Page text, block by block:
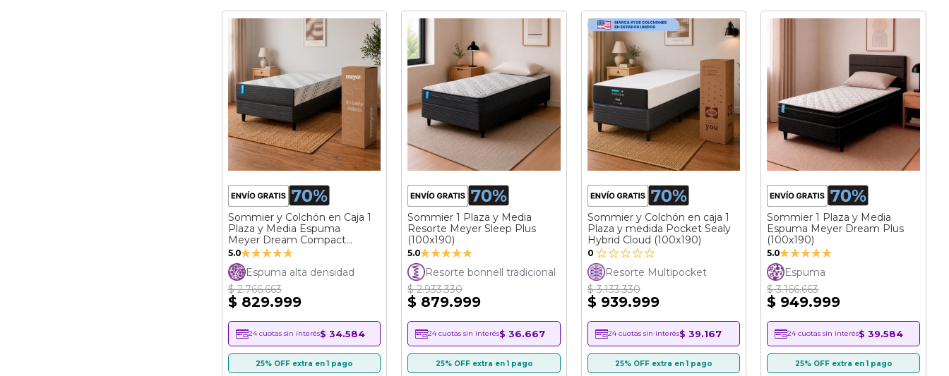
Sommier y Colchón en Caja 1
Plaza y Media Espuma
Meyer Dream Compact
(100x190)
5.0Valoración:
100%
Espuma alta densidad
$ 2.766.663
$ 829.999
24 cuotas sin interés$ 34.584
25% OFF extra en 1 pago
Sommier 1 Plaza y Media
Resorte Meyer Sleep Plus
(100x190)
5.0Valoración:
100%
Resorte bonnell tradicional
$ 2.933.330
$ 879.999
24 cuotas sin interés$ 36.667
25% OFF extra en 1 pago
Sommier y Colchón en caja 1
Plaza y medida Pocket Sealy
Hybrid Cloud (100x190)
0
Resorte Multipocket
$ 3.133.330
$ 939.999
24 cuotas sin interés$ 39.167
25% OFF extra en 1 pago
Sommier 1 Plaza y Media
Espuma Meyer Dream Plus
(100x190)
5.0Valoración:
100%
Espuma
$ 3.166.663
$ 949.999
24 cuotas sin interés$ 39.584
25% OFF extra en 1 pago